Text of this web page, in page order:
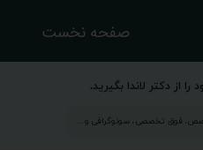
صفحه نخست
دکتر لاندا بگیرید.